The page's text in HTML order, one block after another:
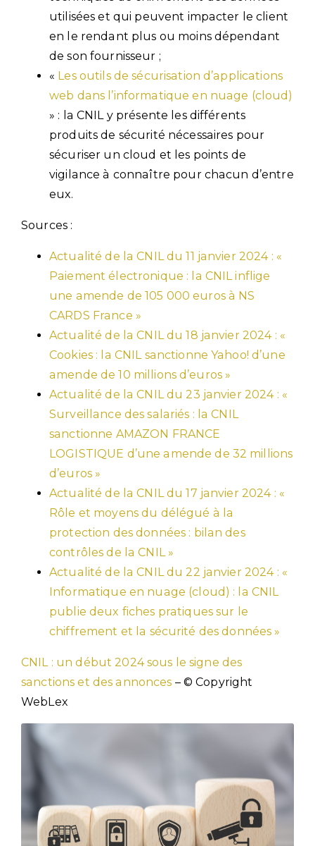
utilisées et qui peuvent impacter le client
en le rendant plus ou moins dépendant
de son fournisseur ;
« Les outils de sécurisation d’applications
web dans l’informatique en nuage (cloud)
» : la CNIL y présente les différents
produits de sécurité nécessaires pour
sécuriser un cloud et les points de
vigilance à connaître pour chacun d’entre
eux.
Sources :
Actualité de la CNIL du 11 janvier 2024 : «
Paiement électronique : la CNIL inflige
une amende de 105 000 euros à NS
CARDS France »
Actualité de la CNIL du 18 janvier 2024 : «
Cookies : la CNIL sanctionne Yahoo! d’une
amende de 10 millions d’euros »
Actualité de la CNIL du 23 janvier 2024 : «
Surveillance des salariés : la CNIL
sanctionne AMAZON FRANCE
LOGISTIQUE d’une amende de 32 millions
d’euros »
Actualité de la CNIL du 17 janvier 2024 : «
Rôle et moyens du délégué à la
protection des données : bilan des
contrôles de la CNIL »
Actualité de la CNIL du 22 janvier 2024 : «
Informatique en nuage (cloud) : la CNIL
publie deux fiches pratiques sur le
chiffrement et la sécurité des données »
CNIL : un début 2024 sous le signe des
sanctions et des annonces – © Copyright
WebLex